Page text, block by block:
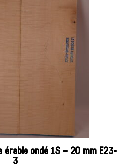
érable ondé 1S – 20 mm E23-
3